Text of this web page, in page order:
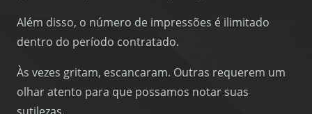
Além disso, o número de impressões é ilimitado
dentro do período contratado.
Às vezes gritam, escancaram. Outras requerem um
olhar atento para que possamos notar suas